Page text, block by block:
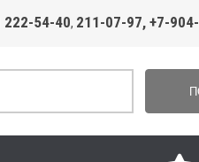
222-54-40, 211-07-97, +7-